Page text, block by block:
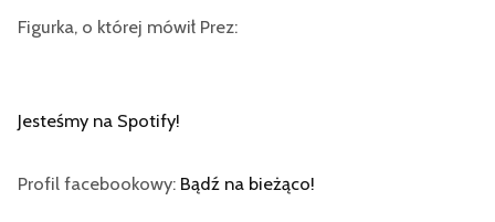
Figurka, o której mówił Prez:
Jesteśmy na Spotify!
Profil facebookowy: Bądź na bieżąco!